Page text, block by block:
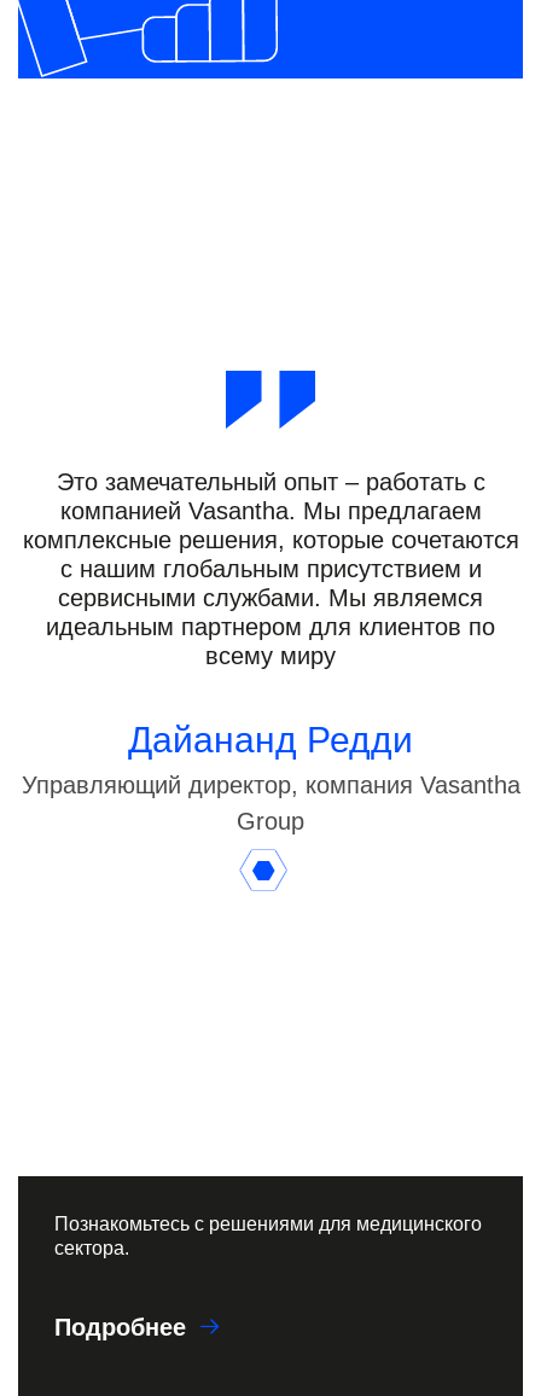
Это замечательный опыт – работать с
компанией Vasantha. Мы предлагаем
комплексные решения, которые сочетаются
с нашим глобальным присутствием и
сервисными службами. Мы являемся
идеальным партнером для клиентов по
всему миру
Дайананд Редди
Управляющий директор, компания Vasantha
Group
Познакомьтесь с решениями для медицинского
сектора.
Подробнее